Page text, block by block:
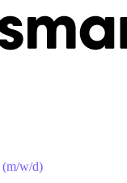
(m/w/d)